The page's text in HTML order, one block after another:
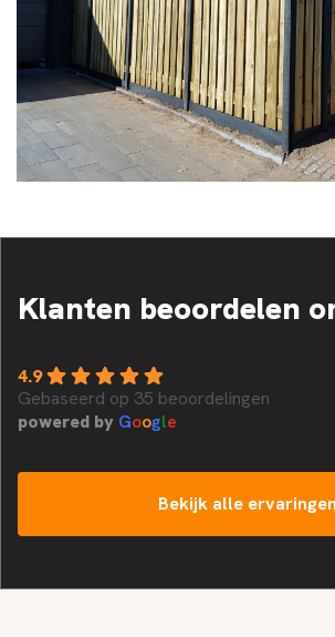
Klanten beoordelen
4.9
Gebaseerd op 35 beoordelingen
powered by Google
Bekijk alle ervaringen